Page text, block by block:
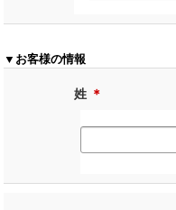
▼お客様の情報
姓 ＊